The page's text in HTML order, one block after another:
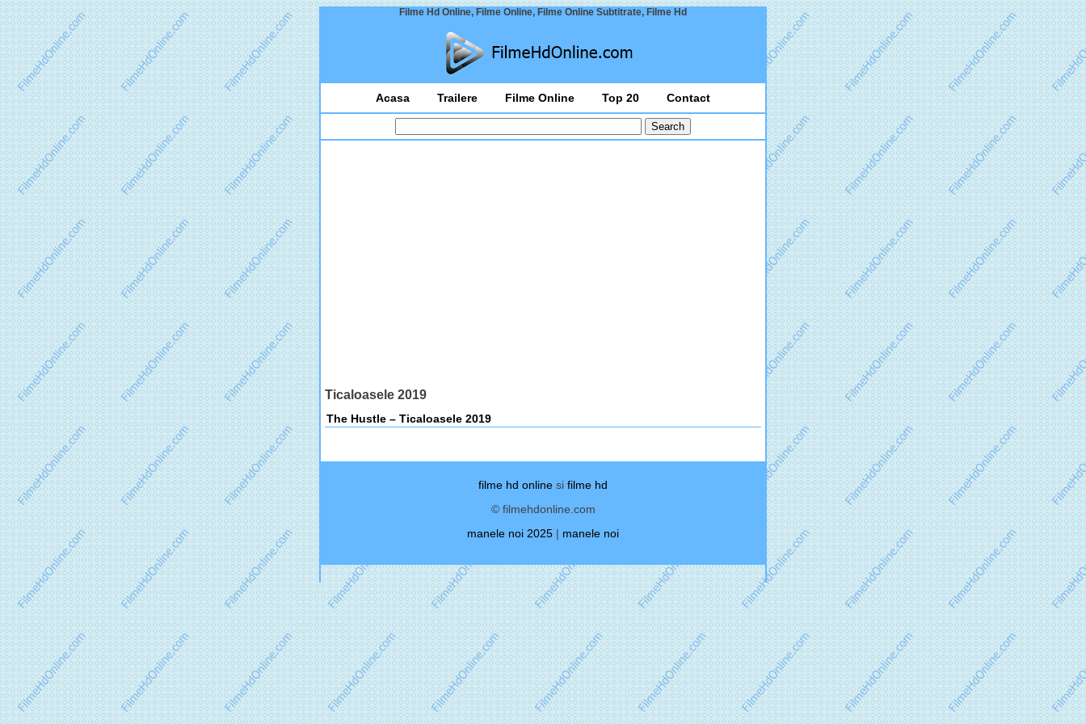
Filme Hd Online, Filme Online, Filme Online Subtitrate, Filme Hd
Acasa Trailere Filme Online Top 20 Contact
Ticaloasele 2019
The Hustle – Ticaloasele 2019
filme hd online si filme hd
© filmehdonline.com
manele noi 2025 | manele noi